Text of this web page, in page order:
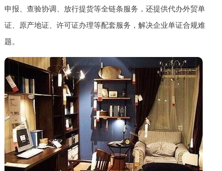
申报、查验协调、放行提货等全链条服务，还提供代办外贸单
证、原产地证、许可证办理等配套服务，解决企业单证合规难
题。